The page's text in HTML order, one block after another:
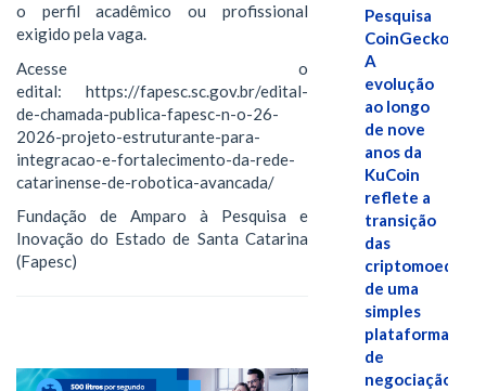
o perfil acadêmico ou profissional
exigido pela vaga.
Acesse o
edital: https://fapesc.sc.gov.br/edital-
de-chamada-publica-fapesc-n-o-26-
2026-projeto-estruturante-para-
integracao-e-fortalecimento-da-rede-
catarinense-de-robotica-avancada/
Fundação de Amparo à Pesquisa e
Inovação do Estado de Santa Catarina
(Fapesc)
Pesquisa
CoinGecko:
A
evolução
ao longo
de nove
anos da
KuCoin
reflete a
transição
das
criptomoedas
de uma
simples
plataforma
de
negociação